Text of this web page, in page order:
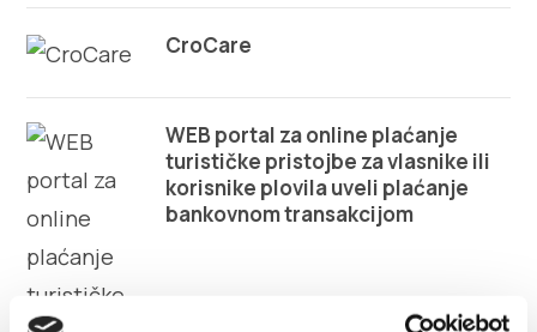
Villa Nika, Kamberovo šetalište 30,
21216 Kaštel Stari, Hrvatska
Upute
CroCare
WEB portal za online plaćanje
turističke pristojbe za vlasnike ili
korisnike plovila uveli plaćanje
bankovnom transakcijom